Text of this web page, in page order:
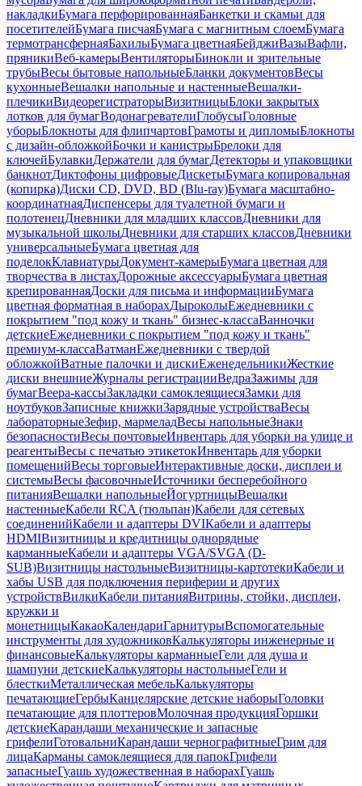
накладкиБумага перфорированнаяБанкетки и скамьи для
посетителейБумага писчаяБумага с магнитным слоемБумага
термотрансфернаяБахилыБумага цветнаяБейджиВазыВафли,
пряникиВеб-камерыВентиляторыБинокли и зрительные
трубыВесы бытовые напольныеБланки документовВесы
кухонныеВешалки напольные и настенныеВешалки-
плечикиВидеорегистраторыВизитницыБлоки закрытых
лотков для бумагВодонагревателиГлобусыГоловные
уборыБлокноты для флипчартовГрамоты и дипломыБлокноты
с дизайн-обложкойБочки и канистрыБрелоки для
ключейБулавкиДержатели для бумагДетекторы и упаковщики
банкнотДиктофоны цифровыеДискетыБумага копировальная
(копирка)Диски CD, DVD, BD (Blu-ray)Бумага масштабно-
координатнаяДиспенсеры для туалетной бумаги и
полотенецДневники для младших классовДневники для
музыкальной школыДневники для старших классовДневники
универсальныеБумага цветная для
поделокКлавиатурыДокумент-камерыБумага цветная для
творчества в листахДорожные аксессуарыБумага цветная
крепированнаяДоски для письма и информацииБумага
цветная форматная в наборахДыроколыЕжедневники с
покрытием "под кожу и ткань" бизнес-классаВанночки
детскиеЕжедневники с покрытием "под кожу и ткань"
премиум-классаВатманЕжедневники с твердой
обложкойВатные палочки и дискиЕженедельникиЖесткие
диски внешниеЖурналы регистрацииВедраЗажимы для
бумагВеера-кассыЗакладки самоклеящиесяЗамки для
ноутбуковЗаписные книжкиЗарядные устройстваВесы
лабораторныеЗефир, мармеладВесы напольныеЗнаки
безопасностиВесы почтовыеИнвентарь для уборки на улице и
реагентыВесы с печатью этикетокИнвентарь для уборки
помещенийВесы торговыеИнтерактивные доски, дисплеи и
системыВесы фасовочныеИсточники бесперебойного
питанияВешалки напольныеЙогуртницыВешалки
настенныеКабели RCA (тюльпан)Кабели для сетевых
соединенийКабели и адаптеры DVIКабели и адаптеры
HDMIВизитницы и кредитницы однорядные
карманныеКабели и адаптеры VGA/SVGA (D-
SUB)Визитницы настольныеВизитницы-картотекиКабели и
хабы USB для подключения периферии и других
устройствВилкиКабели питанияВитрины, стойки, дисплеи,
кружки и
монетницыКакаоКалендариГарнитурыВспомогательные
инструменты для художниковКалькуляторы инженерные и
финансовыеКалькуляторы карманныеГели для душа и
шампуни детскиеКалькуляторы настольныеГели и
блесткиМеталлическая мебельКалькуляторы
печатающиеГербыКанцелярские детские наборыГоловки
печатающие для плоттеровМолочная продукцияГоршки
детскиеКарандаши механические и запасные
грифелиГотовальниКарандаши чернографитныеГрим для
лицаКарманы самоклеящиеся для папокГрифели
запасныеГуашь художественная в наборахГуашь